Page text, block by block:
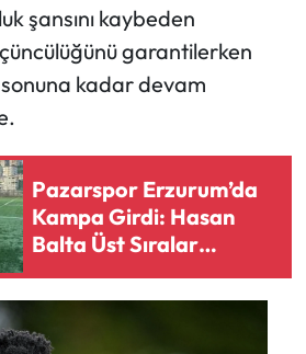
şansını kaybeden
garantilerken
sonuna kadar devam
Pazarspor Erzurum’da
Kampa Girdi: Hasan
Balta Üst Sıralar
Hedefini Açıkladı